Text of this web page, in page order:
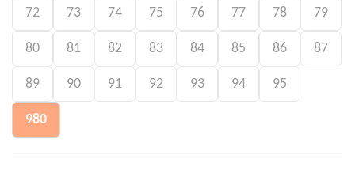
72 73 74 75 76 77 78 79
80 81 82 83 84 85 86 87
89 90 91 92 93 94 95
980